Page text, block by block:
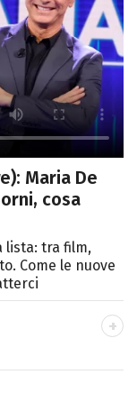
Maria De
cosa
lista: tra film,
Come le nuove
all'IED